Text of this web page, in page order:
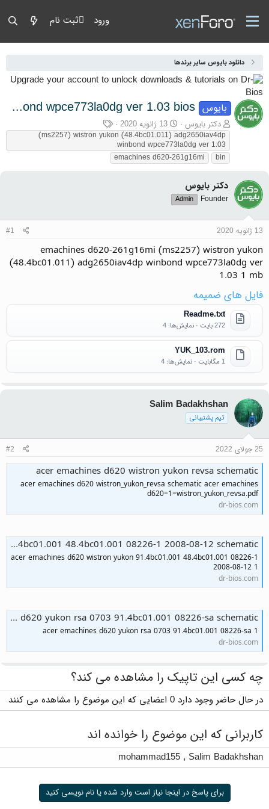
ورود ثبت نام
دانلود بایوس سایر برندها
بایوس emachines d620-261g16mi (ms2257) wistron yukon (48.4bc01.011) adg2650iav4dp winbond wpce773la0dg ver 1.03 bios
آغازگر گفتمان
دکتر بایوس تاریخ شروع
13 ژانویه 2020 برچسب‌ها
(ms2257) wistron yukon (48.4bc01.011) adg2650iav4dp
winbond wpce773la0dg ver 1.03
bin
emachines d620-261g16mi
دکتر بایوس
Founder
Admin
13 ژانویه 2020 #1
emachines d620-261g16mi (ms2257) wistron yukon
(48.4bc01.011) adg2650iav4dp winbond wpce773la0dg ver
1.03 1 mb
فایل های ضمیمه
Readme.txt
272 بایت · نمایش‌ها: 4
YUK_103.rom
1 مگابایت · نمایش‌ها: 4
Salim Badakhshan
تیم پشتیبانی
25 جولای 2022 #2
acer emachines d620 wistron yukon revsa schematic
acer emachines d620 wistron_yukon_revsa schematic acer emachines
d620=1=wistron_yukon_revsa.pdf
dr-bios.com
acer emachines d620 wistron yukon 91.4bc01.001 48.4bc01.001 08226-1 2008-08-12 schematic
acer emachines d620 wistron yukon 91.4bc01.001 48.4bc01.001 08226-1
2008-08-12 1
dr-bios.com
acer emachines d620 yukon rsa 0703 91.4bc01.001 08226-sa schematic
acer emachines d620 yukon rsa 0703 91.4bc01.001 08226-sa 1
dr-bios.com
چه کسی این تاپیک را مشاهده می کند؟
در حال حاضر وجود دارد 0 اعضایی که این موضوع را مشاهده می کنند
کاربرانی که این موضوع را خوانده اند
Salim Badakhshan
,
mohammad155
برای پاسخ در اینجا نیاز است وارد شده یا نام نویسی کنید